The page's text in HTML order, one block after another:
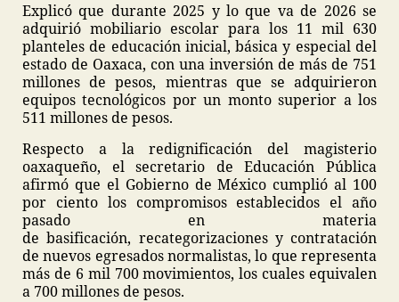
Explicó que durante 2025 y lo que va de 2026 se
adquirió mobiliario escolar para los 11 mil 630
planteles de educación inicial, básica y especial del
estado de Oaxaca, con una inversión de más de 751
millones de pesos, mientras que se adquirieron
equipos tecnológicos por un monto superior a los
511 millones de pesos.
Respecto a la redignificación del magisterio
oaxaqueño, el secretario de Educación Pública
afirmó que el Gobierno de México cumplió al 100
por ciento los compromisos establecidos el año
pasado en materia
de basificación, recategorizaciones y contratación
de nuevos egresados normalistas, lo que representa
más de 6 mil 700 movimientos, los cuales equivalen
a 700 millones de pesos.